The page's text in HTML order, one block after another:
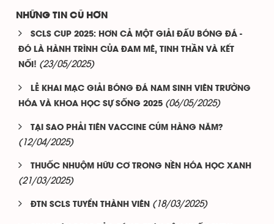
NHỮNG TIN CŨ HƠN
SCLS CUP 2025: HƠN CẢ MỘT GIẢI ĐẤU BÓNG ĐÁ -
ĐÓ LÀ HÀNH TRÌNH CỦA ĐAM MÊ, TINH THẦN VÀ KẾT
NỐI! (23/05/2025)
LỄ KHAI MẠC GIẢI BÓNG ĐÁ NAM SINH VIÊN TRƯỜNG
HÓA VÀ KHOA HỌC SỰ SỐNG 2025 (06/05/2025)
TẠI SAO PHẢI TIÊN VACCINE CÚM HÀNG NĂM?
(12/04/2025)
THUỐC NHUỘM HỮU CƠ TRONG NỀN HÓA HỌC XANH
(21/03/2025)
ĐTN SCLS TUYỂN THÀNH VIÊN (18/03/2025)